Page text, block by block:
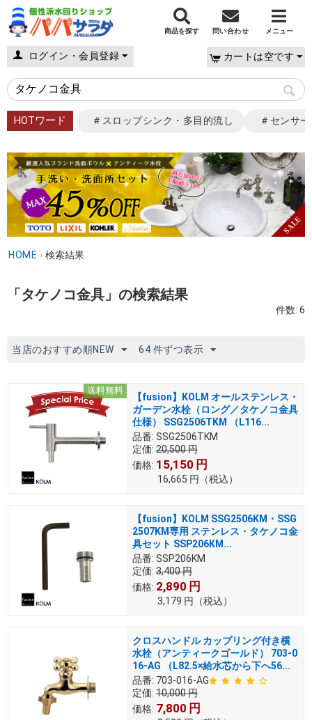
商品を探す 問い合わせ メニュー
ログイン・会員登録 カートは空です
HOTワード ＃スロップシンク・多目的流し ＃センサ
HOME › 検索結果
「タケノコ金具」の検索結果
件数: 6
当店のおすすめ順NEW 64 件ずつ表示
送料無料
【fusion】KOLM オールステンレス・
ガーデン水栓（ロング／タケノコ金具
仕様） SSG2506TKM （L116...
品番: SSG2506TKM
定価: 20,500円
価格: 15,150 円
16,665 円 （税込）
【fusion】KOLM SSG2506KM・SSG
2507KM専用 ステンレス・タケノコ金
具セット SSP206KM...
品番: SSP206KM
定価: 3,400円
価格: 2,890 円
3,179 円 （税込）
クロスハンドル カップリング付き横
水栓（アンティークゴールド） 703-0
16-AG （L82.5×給水芯から下へ56...
品番: 703-016-AG
定価: 10,000円
価格: 7,800 円